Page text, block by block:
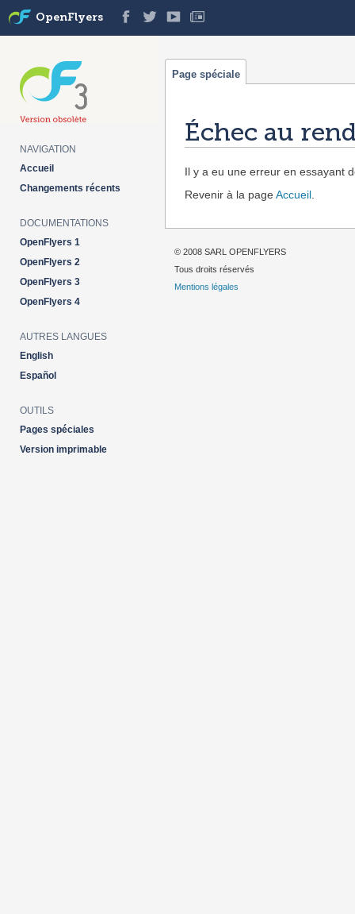
Échec au
Il y a eu une erreur en essayant
Revenir à la pageAccueil
Page spéciale
OpenFlyers
NAVIGATION
Accueil
Changements récents
DOCUMENTATIONS
OpenFlyers 1
OpenFlyers 2
OpenFlyers 3
OpenFlyers 4
AUTRES LANGUES
English
Español
OUTILS
Pages spéciales
Version imprimable
© 2008 SARL OPENFLYERS
Tous droits réservés
Mentions légales